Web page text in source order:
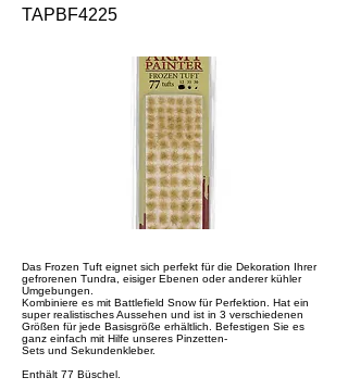
TAPBF4225
Das Frozen Tuft eignet sich perfekt für die Dekoration Ihrer
gefrorenen Tundra, eisiger Ebenen oder anderer kühler
Umgebungen.
Kombiniere es mit Battlefield Snowfür Perfektion. Hat ein
super realistisches Aussehen und ist in 3 verschiedenen
Größen für jede Basisgröße erhältlich. Befestigen Sie es
ganz einfach mit Hilfe unseres Pinzetten-
Sets und Sekundenkleber.
Enthält 77 Büschel.